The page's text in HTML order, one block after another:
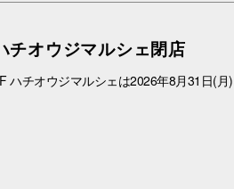
チオウジマルシェ閉店